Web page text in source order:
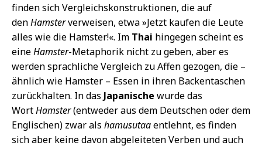
finden sich Vergleichskonstruktionen, die auf
denHamsterverweisen, etwa »Jetzt kaufen die Leute
alles wie die Hamster!«. Im Thai hingegen scheint es
eineHamster-Metaphorik nicht zu geben, aber es
werden sprachliche Vergleich zu Affen gezogen, die –
ähnlich wie Hamster – Essen in ihren Backentaschen
zurückhalten. In das Japanische wurde das
WortHamster(entweder aus dem Deutschen oder dem
Englischen) zwar als hamusutaaentlehnt, es finden
sich aber keine davon abgeleiteten Verben und auch